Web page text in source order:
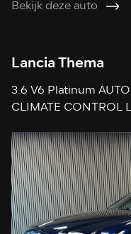
Bekijk deze auto
Lancia Thema
3.6 V6 Platinum
CLIMATE CONTROL